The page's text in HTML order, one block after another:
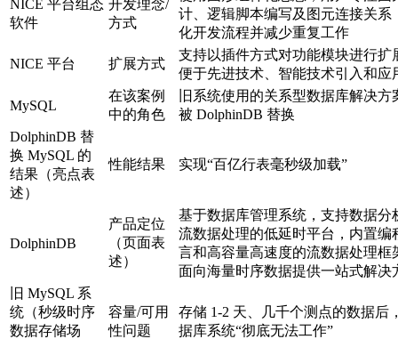
NICE 平台组态
软件
开发理念/
方式
计、逻辑脚本编写及图元连接关系
化开发流程并减少重复工作
NICE 平台 扩展方式
支持以插件方式对功能模块进行扩
便于先进技术、智能技术引入和应
MySQL
在该案例
中的角色
旧系统使用的关系型数据库解决方
被 DolphinDB 替换
DolphinDB 替
换 MySQL 的
结果（亮点表
述）
性能结果 实现“百亿行表毫秒级加载”
DolphinDB
产品定位
（页面表
述）
基于数据库管理系统，支持数据分
流数据处理的低延时平台，内置编
言和高容量高速度的流数据处理框
面向海量时序数据提供一站式解决
旧 MySQL 系
统（秒级时序
数据存储场
容量/可用
性问题
存储 1-2 天、几千个测点的数据后
据库系统“彻底无法工作”